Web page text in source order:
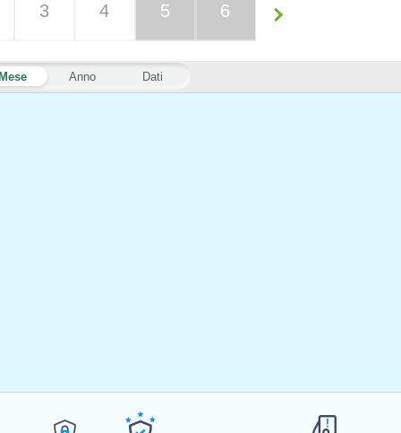
Anno Dati
3 4 5 6